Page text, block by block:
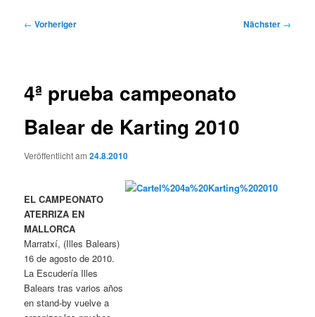
Beitragsnavigation
← Vorheriger Nächster →
4ª prueba campeonato
Balear de Karting 2010
Veröffentlicht am24.8.2010
EL CAMPEONATO
ATERRIZA EN
MALLORCA
Marratxí, (Illes Balears)
16 de agosto de 2010.
La Escudería Illes
Balears tras varios años
en stand-by vuelve a